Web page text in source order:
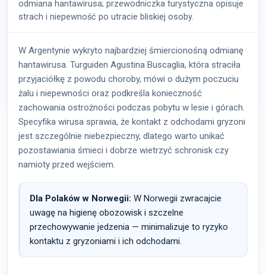
odmiana hantawirusa; przewodniczka turystyczna opisuje
strach i niepewność po utracie bliskiej osoby.
W Argentynie wykryto najbardziej śmiercionośną odmianę
hantawirusa. Turguiden Agustina Buscaglia, która straciła
przyjaciółkę z powodu choroby, mówi o dużym poczuciu
żalu i niepewności oraz podkreśla konieczność
zachowania ostrożności podczas pobytu w lesie i górach.
Specyfika wirusa sprawia, że kontakt z odchodami gryzoni
jest szczególnie niebezpieczny, dlatego warto unikać
pozostawiania śmieci i dobrze wietrzyć schronisk czy
namioty przed wejściem.
Dla Polaków w Norwegii: W Norwegii zwracajcie
uwagę na higienę obozowisk i szczelne
przechowywanie jedzenia — minimalizuje to ryzyko
kontaktu z gryzoniami i ich odchodami.